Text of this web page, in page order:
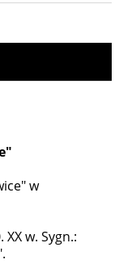
w
w. Sygn.: